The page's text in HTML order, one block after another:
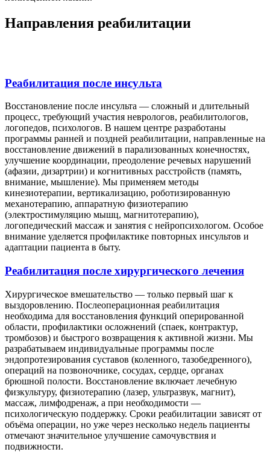
Направления реабилитации
Реабилитация после инсульта
Восстановление после инсульта — сложный и длительный
процесс, требующий участия неврологов, реабилитологов,
логопедов, психологов. В нашем центре разработаны
программы ранней и поздней реабилитации, направленные на
восстановление движений в парализованных конечностях,
улучшение координации, преодоление речевых нарушений
(афазии, дизартрии) и когнитивных расстройств (память,
внимание, мышление). Мы применяем методы
кинезиотерапии, вертикализацию, роботизированную
механотерапию, аппаратную физиотерапию
(электростимуляцию мышц, магнитотерапию),
логопедический массаж и занятия с нейропсихологом. Особое
внимание уделяется профилактике повторных инсультов и
адаптации пациента в быту.
Реабилитация после хирургического лечения
Хирургическое вмешательство — только первый шаг к
выздоровлению. Послеоперационная реабилитация
необходима для восстановления функций оперированной
области, профилактики осложнений (спаек, контрактур,
тромбозов) и быстрого возвращения к активной жизни. Мы
разрабатываем индивидуальные программы после
эндопротезирования суставов (коленного, тазобедренного),
операций на позвоночнике, сосудах, сердце, органах
брюшной полости. Восстановление включает лечебную
физкультуру, физиотерапию (лазер, ультразвук, магнит),
массаж, лимфодренаж, а при необходимости —
психологическую поддержку. Сроки реабилитации зависят от
объёма операции, но уже через несколько недель пациенты
отмечают значительное улучшение самочувствия и
подвижности.